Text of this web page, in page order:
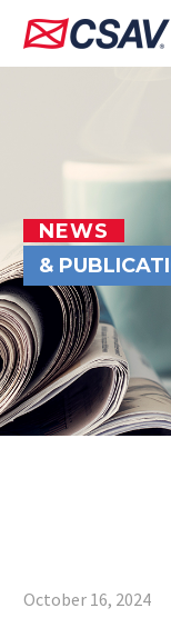
NEWS
&
October 16, 2024